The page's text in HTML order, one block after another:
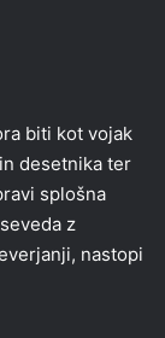
biti kot vojak
desetnika ter
splošna
z
nastopi